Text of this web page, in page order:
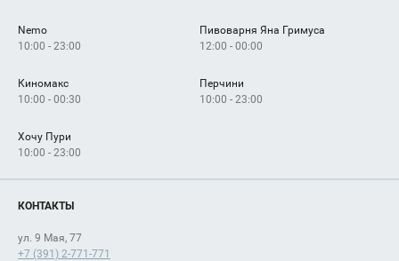
Nemo
10:00 - 23:00
Пивоварня Яна Гримуса
12:00 - 00:00
Киномакс
10:00 - 00:30
Перчини
10:00 - 23:00
Хочу Пури
10:00 - 23:00
КОНТАКТЫ
ул. 9 Мая, 77
+7 (391) 2-771-771